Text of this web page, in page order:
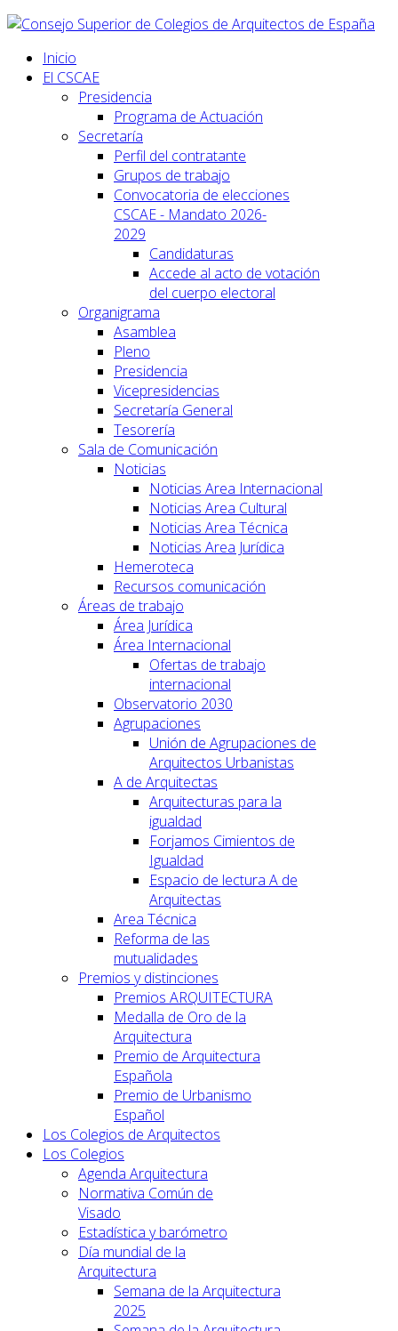
Inicio
El CSCAE
Presidencia
Programa de Actuación
Secretaría
Perfil del contratante
Grupos de trabajo
Convocatoria de elecciones
CSCAE - Mandato 2026-
2029
Candidaturas
Accede al acto de votación
del cuerpo electoral
Organigrama
Asamblea
Pleno
Presidencia
Vicepresidencias
Secretaría General
Tesorería
Sala de Comunicación
Noticias
Noticias Area Internacional
Noticias Area Cultural
Noticias Area Técnica
Noticias Area Jurídica
Hemeroteca
Recursos comunicación
Áreas de trabajo
Área Jurídica
Área Internacional
Ofertas de trabajo
internacional
Observatorio 2030
Agrupaciones
Unión de Agrupaciones de
Arquitectos Urbanistas
A de Arquitectas
Arquitecturas para la
igualdad
Forjamos Cimientos de
Igualdad
Espacio de lectura A de
Arquitectas
Area Técnica
Reforma de las
mutualidades
Premios y distinciones
Premios ARQUITECTURA
Medalla de Oro de la
Arquitectura
Premio de Arquitectura
Española
Premio de Urbanismo
Español
Los Colegios de Arquitectos
Los Colegios
Agenda Arquitectura
Normativa Común de
Visado
Estadística y barómetro
Día mundial de la
Arquitectura
Semana de la Arquitectura
2025